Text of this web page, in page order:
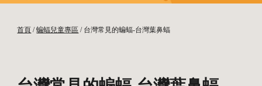
首頁 / 蝙蝠兒童專區 / 台灣常見的蝙蝠-台灣葉鼻蝠